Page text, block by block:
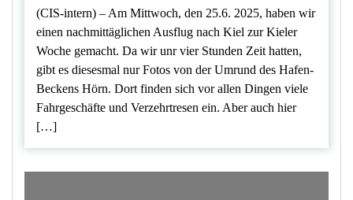
(CIS-intern) – Am Mittwoch, den 25.6. 2025, haben wir
einen nachmittäglichen Ausflug nach Kiel zur Kieler
Woche gemacht. Da wir unr vier Stunden Zeit hatten,
gibt es diesesmal nur Fotos von der Umrund des Hafen-
Beckens Hörn. Dort finden sich vor allen Dingen viele
Fahrgeschäfte und Verzehrtresen ein. Aber auch hier
[…]